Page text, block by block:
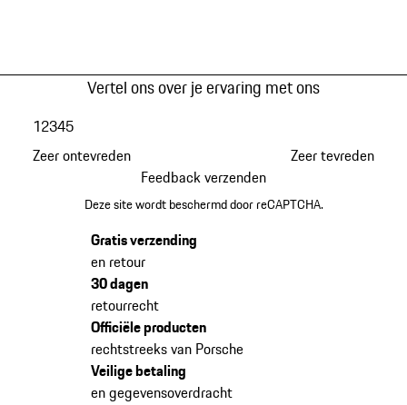
Vertel ons over je ervaring met ons
Zeer ontevreden
12345
Zeer tevreden
Feedback verzenden
Deze site wordt beschermd door reCAPTCHA.
Gratis verzending
en retour
30 dagen
retourrecht
Officiële producten
rechtstreeks van Porsche
Veilige betaling
en gegevensoverdracht